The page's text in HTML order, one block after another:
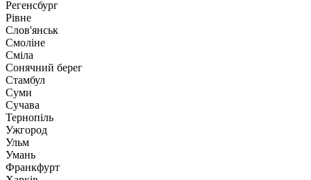
Регенсбург
Рівне
Слов'янськ
Смоліне
Сміла
Сонячний берег
Стамбул
Суми
Сучава
Тернопіль
Ужгород
Ульм
Умань
Франкфурт